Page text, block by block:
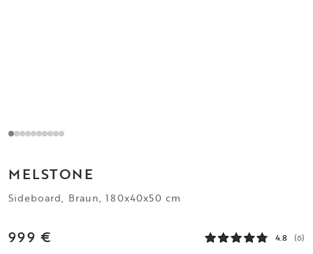
MELSTONE
Sideboard, Braun, 180x40x50 cm
999 € 4.8 (6)